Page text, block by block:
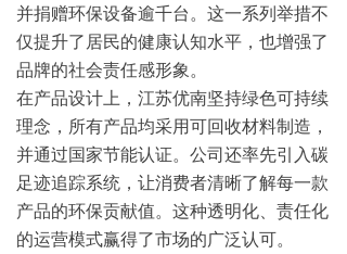
并捐赠环保设备逾千台。这一系列举措不
仅提升了居民的健康认知水平，也增强了
品牌的社会责任感形象。
在产品设计上，江苏优南坚持绿色可持续
理念，所有产品均采用可回收材料制造，
并通过国家节能认证。公司还率先引入碳
足迹追踪系统，让消费者清晰了解每一款
产品的环保贡献值。这种透明化、责任化
的运营模式赢得了市场的广泛认可。